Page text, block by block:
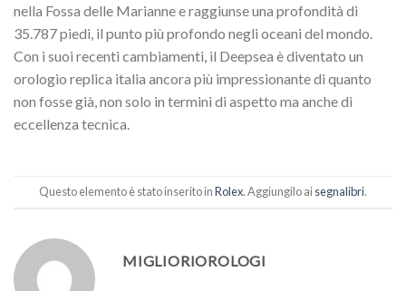
nella Fossa delle Marianne e raggiunse una profondità di
35.787 piedi, il punto più profondo negli oceani del mondo.
Con i suoi recenti cambiamenti, il Deepsea è diventato un
orologio replica italia ancora più impressionante di quanto
non fosse già, non solo in termini di aspetto ma anche di
eccellenza tecnica.
Questo elemento è stato inserito inRolex. Aggiungilo aisegnalibri.
MIGLIORIOROLOGI